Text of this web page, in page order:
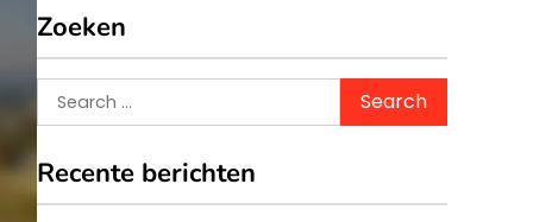
Zoeken
Search
for:
Recente berichten